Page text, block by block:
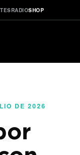
RADIOSHOP
DE 2026